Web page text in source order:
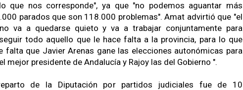
que nos corresponde", ya que "no podemos aguantar más
parados que son 118.000 problemas". Amat advirtió que "el
va a quedarse quieto y va a trabajar conjuntamente para
todo aquello que le hace falta a la provincia, para lo que
falta que Javier Arenas gane las elecciones autonómicas para
mejor presidente de Andalucía y Rajoy las del Gobierno ".
de la Diputación por partidos judiciales fue de 10